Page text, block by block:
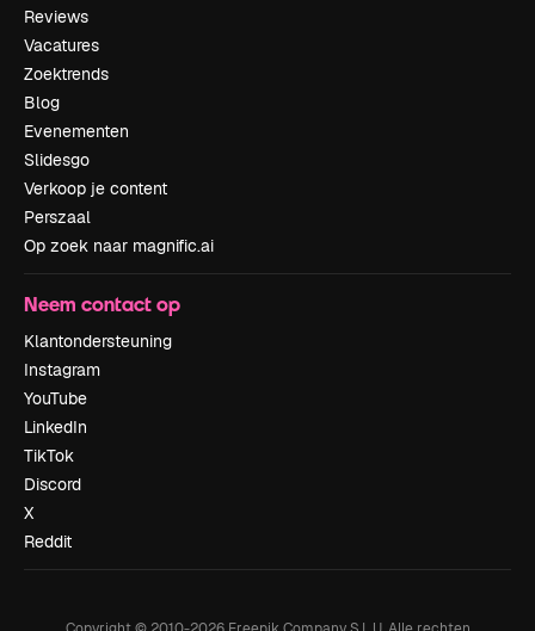
Reviews
Vacatures
Zoektrends
Blog
Evenementen
Slidesgo
Verkoop je content
Perszaal
Op zoek naar magnific.ai
Neem contact op
Klantondersteuning
Instagram
YouTube
LinkedIn
TikTok
Discord
X
Reddit